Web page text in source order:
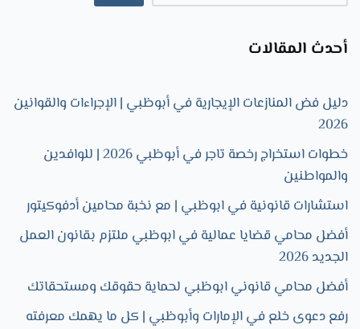
أحدث المقالات
دليل فض المنازعات الإيجارية في أبوظبي | الإجراءات والقوانين
2026
خطوات استخراج رخصة تاجر في أبوظبي 2026 | للوافدين
والمواطنين
استشارات قانونية في ابوظبي | مع نخبة محامين أدفوكيتور
أفضل محامي قضايا عمالية في ابوظبي ملتزم بقانون العمل
الجديد 2026
أفضل محامي قانوني ابوظبي لحماية حقوقك ومستحقاتك
رفع دعوى خلع في الإمارات وأبوظبي | كل ما يهمك معرفته